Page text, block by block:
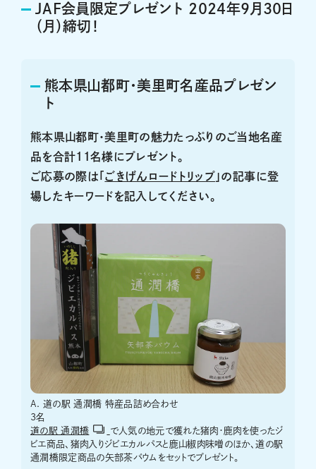
JAF会員限定プレゼント 2024年9月30日
（月）締切！
熊本県山都町・美里町名産品プレゼン
ト
熊本県山都町・美里町の魅力たっぷりのご当地名産
品を合計11名様にプレゼント。
ご応募の際は「 ごきげんロードトリップ」の記事に登
場したキーワードを記入してください。
A. 道の駅 通潤橋 特産品詰め合わせ
3名
道の駅 通潤橋
で人気の地元で獲れた猪肉・鹿肉を使ったジ
ビエ商品、猪肉入りジビエカルパスと鹿山椒肉味噌のほか、道の駅
通潤橋限定商品の矢部茶バウムをセットでプレゼント。